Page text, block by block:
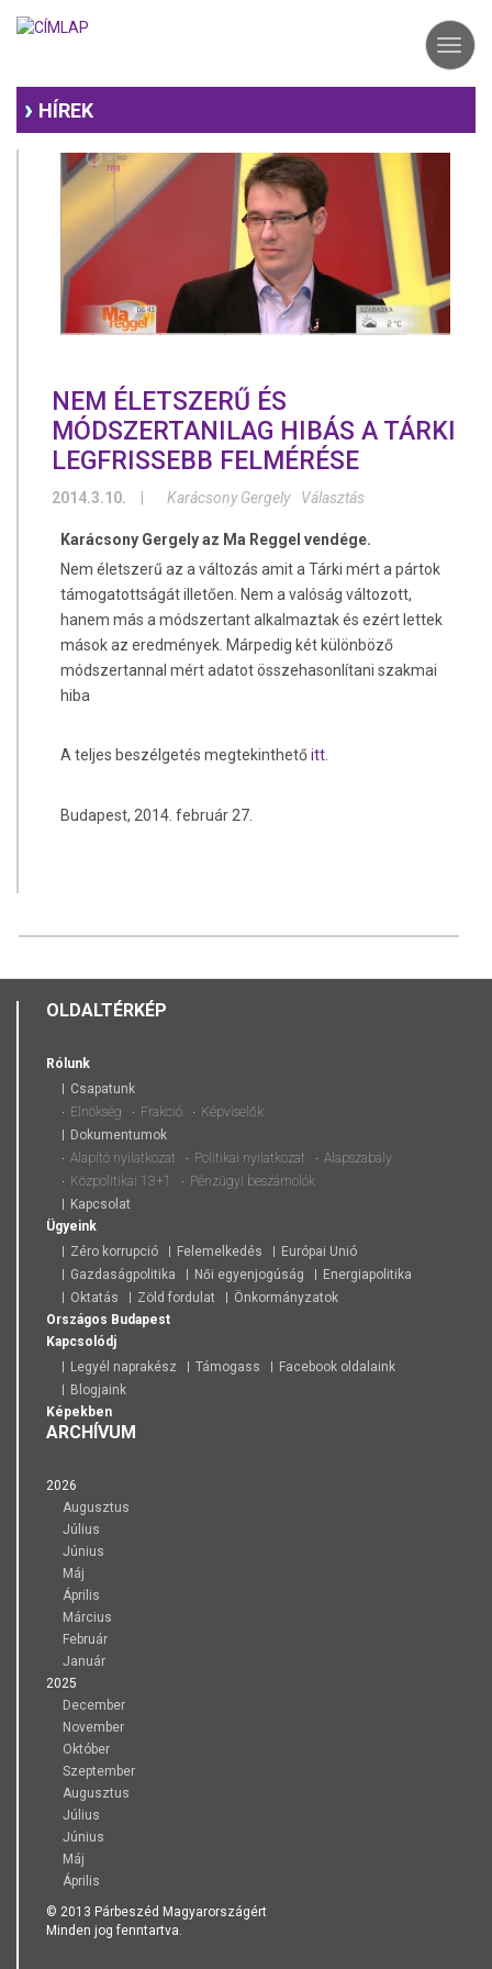
HÍREK
NEM ÉLETSZERŰ ÉS
MÓDSZERTANILAG HIBÁS A TÁRKI
LEGFRISSEBB FELMÉRÉSE
2014.3.10. Karácsony Gergely Választás
Karácsony Gergely az Ma Reggel vendége.
Nem életszerű az a változás amit a Tárki mért a pártok
támogatottságát illetően. Nem a valóság változott,
hanem más a módszertant alkalmaztak és ezért lettek
mások az eredmények. Márpedig két különböző
módszertannal mért adatot összehasonlítani szakmai
hiba
A teljes beszélgetés megtekinthetőitt.
Budapest, 2014. február 27.
OLDALTÉRKÉP
Rólunk
Csapatunk
Elnökség
Frakció
Képviselők
Dokumentumok
Alapító nyilatkozat
Politikai nyilatkozat
Alapszabály
Közpolitikai 13+1
Pénzügyi beszámolók
Kapcsolat
Ügyeink
Zéro korrupció
Felemelkedés
Európai Unió
Gazdaságpolitika
Női egyenjogúság
Energiapolitika
Oktatás
Zöld fordulat
Önkormányzatok
Országos Budapest
Kapcsolódj
Legyél naprakész
Támogass
Facebook oldalaink
Blogjaink
Képekben
ARCHÍVUM
2026
Augusztus
Július
Június
Máj
Április
Március
Február
Január
2025
December
November
Október
Szeptember
Augusztus
Július
Június
Máj
Április
© 2013 Párbeszéd Magyarországért
Minden jog fenntartva.